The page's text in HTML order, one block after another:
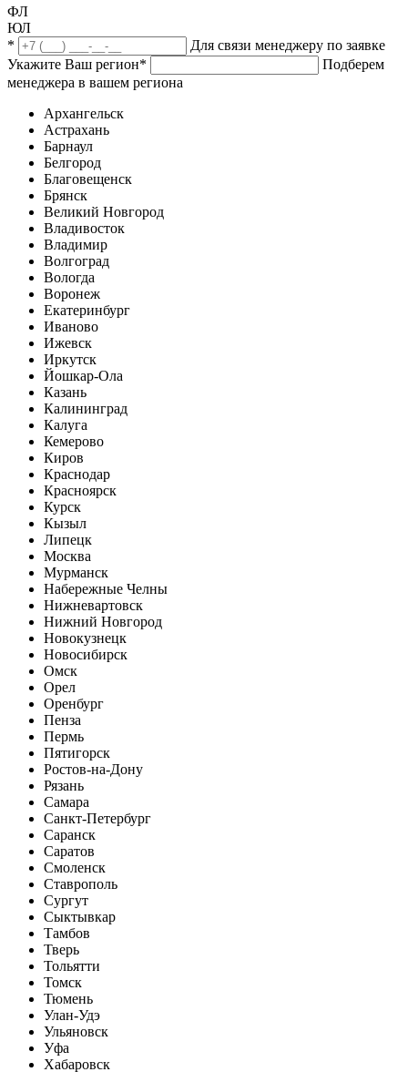
ФЛ
ЮЛ
*
Для связи менеджеру по заявке
Укажите Ваш регион*
Подберем
менеджера в вашем региона
Архангельск
Астрахань
Барнаул
Белгород
Благовещенск
Брянск
Великий Новгород
Владивосток
Владимир
Волгоград
Вологда
Воронеж
Екатеринбург
Иваново
Ижевск
Иркутск
Йошкар-Ола
Казань
Калининград
Калуга
Кемерово
Киров
Краснодар
Красноярск
Курск
Кызыл
Липецк
Москва
Мурманск
Набережные Челны
Нижневартовск
Нижний Новгород
Новокузнецк
Новосибирск
Омск
Орел
Оренбург
Пенза
Пермь
Пятигорск
Ростов-на-Дону
Рязань
Самара
Санкт-Петербург
Саранск
Саратов
Смоленск
Ставрополь
Сургут
Сыктывкар
Тамбов
Тверь
Тольятти
Томск
Тюмень
Улан-Удэ
Ульяновск
Уфа
Хабаровск